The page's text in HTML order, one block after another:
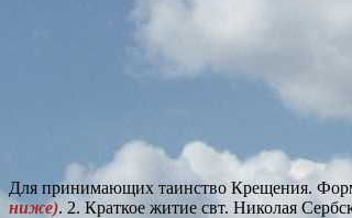
Для принимающих таинство Крещения.
ниже). 2. Краткое житие свт. Николая